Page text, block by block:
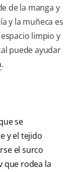
de la manga y
y la muñeca es
limpio y
puede ayudar
.
se
y el tejido
el surco
que rodea la